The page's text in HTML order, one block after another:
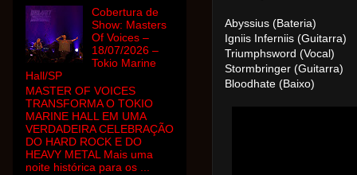
Abyssius (Bateria)
Igniis Inferniis (Guitarra)
Triumphsword (Vocal)
Stormbringer (Guitarra)
Bloodhate (Baixo)
Cobertura de
Show: Masters
Of Voices –
18/07/2026 –
Tokio Marine
Hall/SP
MASTER OF VOICES
TRANSFORMA O TOKIO
MARINE HALL EM UMA
VERDADEIRA CELEBRAÇÃO
DO HARD ROCK E DO
HEAVY METAL Mais uma
noite histórica para os ...